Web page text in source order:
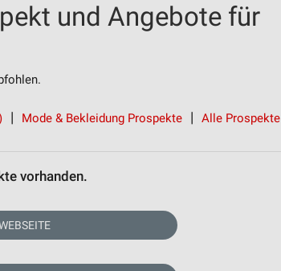
und Angebote für
Mode & Bekleidung Prospekte Alle Prospekte
vorhanden.